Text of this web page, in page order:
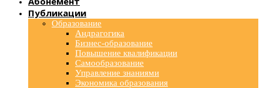
Публикации
Образование
Андрагогика
Бизнес-образование
Повышение квалификации
Самообразование
Управление знаниями
Экономика образования